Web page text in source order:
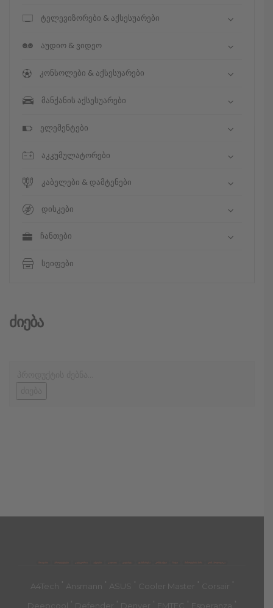
ტელევიზორები & აქსესუარები
აუდიო & ვიდეო
კონსოლები & აქსესუარები
მანქანის აქსესუარები
ელემენტები
აკკუმულატორები
კაბელები & დამტენები
დისკები
ჩანთები
სეიფები
Ძიება
მთავარი კალათა
A4Tech ' Ansmann ' ASUS ' Cooler Master ' Corsair '
Deepcool Defender Denver EMTEC Esperanza